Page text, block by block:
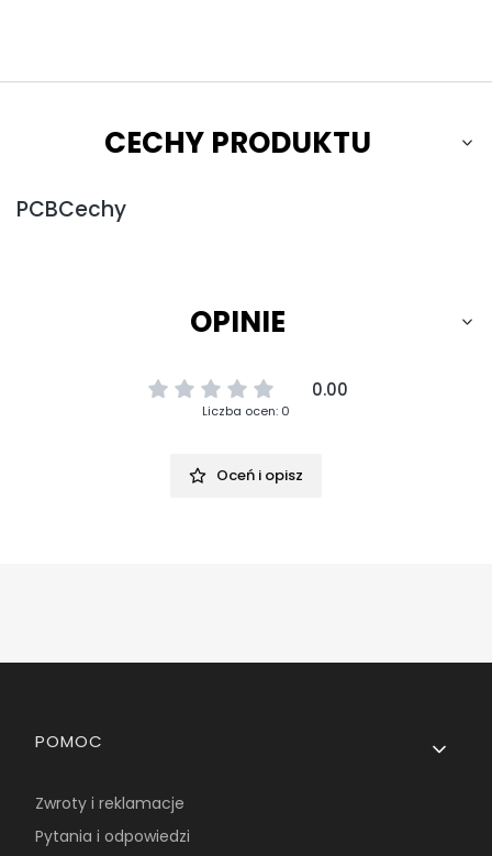
CECHY PRODUKTU
PCBCechy
OPINIE
0.00
Liczba ocen: 0
Oceń i opisz
Linki w stopce
POMOC
Zwroty i reklamacje
Pytania i odpowiedzi